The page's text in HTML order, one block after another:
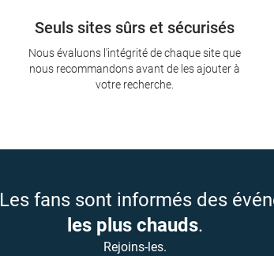
Seuls sites sûrs et sécurisés
Nous évaluons l'intégrité de chaque site que
nous recommandons avant de les ajouter à
votre recherche.
Les fans sont informés des
les plus chauds.
Rejoins-les.